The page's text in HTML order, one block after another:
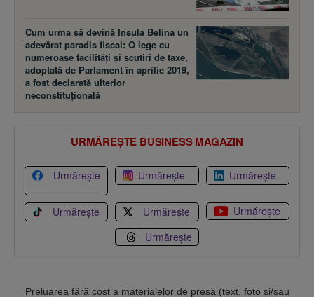
Cum urma să devină Insula Belina un
adevărat paradis fiscal: O lege cu
numeroase facilităţi şi scutiri de taxe,
adoptată de Parlament în aprilie 2019,
a fost declarată ulterior
neconstituţională
URMĂREȘTE BUSINESS MAGAZIN
Urmărește Urmărește Urmărește
Urmărește Urmărește
Urmărește
Urmărește
Preluarea fără cost a materialelor de presă (text, foto si/sau